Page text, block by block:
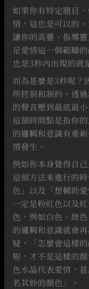
如果你有特定題目
情，這也是可以的
讓你的高靈、指導
足愛情這一個範疇
也是3秒內出現的就
而為甚麼是3秒呢？
所控制和制約。透
的聲音壓到最底最
這個時間點是指你
的邏輯和意識有重
情發生。
例如你本身覺得自
這個方法來進行的
色」以及「想輔助
一定是粉紅色以及
色，例如白色、綠
的邏輯和意識就會
疑，「怎麼會這樣
啦，才不是這樣的
色水晶代表愛情，
名其妙的顏色」。